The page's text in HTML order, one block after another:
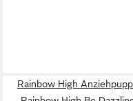
Rainbow High